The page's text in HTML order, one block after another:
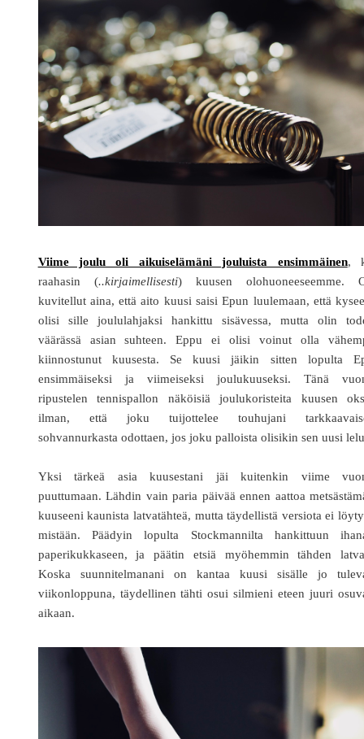
Viime joulu oli aikuiselämäni jouluista ensimmäinen,
raahasin (..kirjaimellisesti) kuusen olohuoneeseemme.
kuvitellut aina, että aito kuusi saisi Epun luulemaan, että
olisi sille joululahjaksi hankittu sisävessa, mutta olin
väärässä asian suhteen. Eppu ei olisi voinut olla
kiinnostunut kuusesta. Se kuusi jäikin sitten lopulta
ensimmäiseksi ja viimeiseksi joulukuuseksi. Tänä
ripustelen tennispallon näköisiä joulukoristeita kuusen
ilman, että joku tuijottelee touhujani
sohvannurkasta odottaen, jos joku palloista olisikin sen uusi
Yksi tärkeä asia kuusestani jäi kuitenkin viime
puuttumaan. Lähdin vain paria päivää ennen aattoa
kuuseeni kaunista latvatähteä, mutta täydellistä versiota ei
mistään. Päädyin lopulta Stockmannilta hankittuun
paperikukkaseen, ja päätin etsiä myöhemmin tähden
Koska suunnitelmanani on kantaa kuusi sisälle jo
viikonloppuna, täydellinen tähti osui silmieni eteen juuri
aikaan.